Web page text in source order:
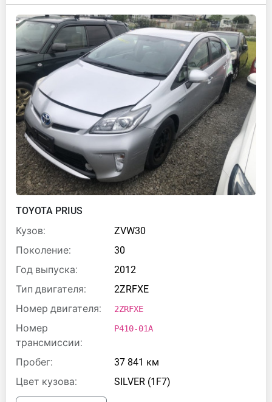
TOYOTA PRIUS
Кузов:
ZVW30
Поколение:
30
Год выпуска:
2012
Тип двигателя:
2ZRFXE
Номер двигателя:
2ZRFXE
Номер
трансмиссии:
P410-01A
Пробег:
37 841 км
Цвет кузова:
SILVER (1F7)